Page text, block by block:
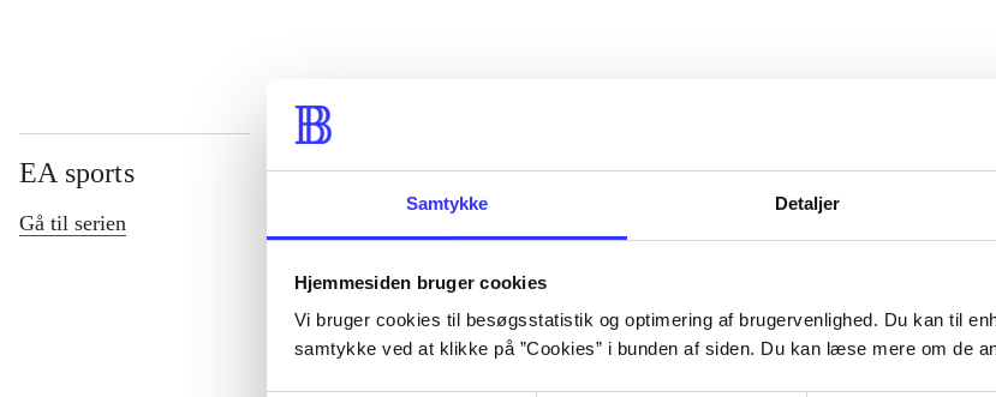
Samtykke Detaljer
Hjemmesiden bruger cookies
Vi bruger cookies til besøgsstatistik og optimering af brugervenlighed. Du kan til
samtykke ved at klikke på ”Cookies” i bunden af siden. Du kan læse mere om de
EA sports
Gå til serien